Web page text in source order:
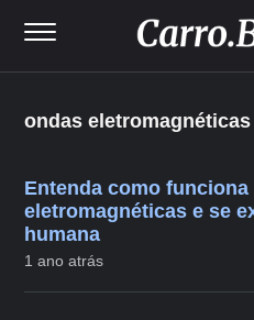
ondas
Entenda como
eletromagnéticas e se
humana
1 ano atrás